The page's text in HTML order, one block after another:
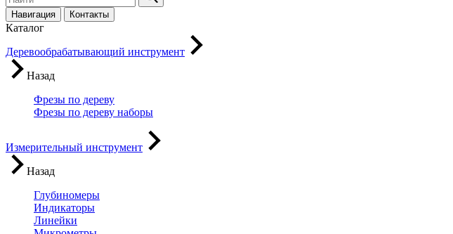
Навигация Контакты
Каталог
Деревообрабатывающий инструмент
Назад
Фрезы по дереву
Фрезы по дереву наборы
Измерительный инструмент
Назад
Глубиномеры
Индикаторы
Линейки